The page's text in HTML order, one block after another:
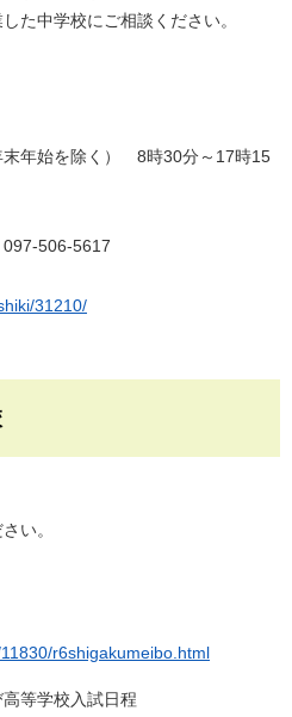
た中学校にご相談ください。
年始を除く） 8時30分～17時15
506-5617
31210/
い。
r6shigakumeibo.html
学校入試日程